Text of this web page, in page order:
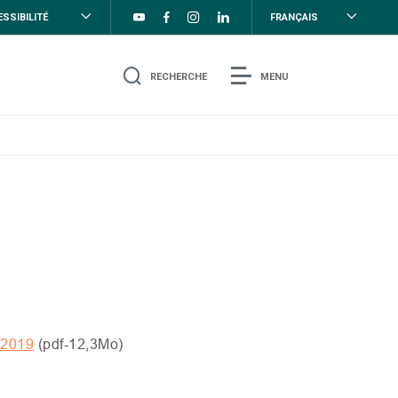
FRANÇAIS
RECHERCHE MENU
(pdf-12,3Mo)